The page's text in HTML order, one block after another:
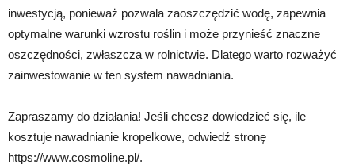
inwestycją, ponieważ pozwala zaoszczędzić wodę, zapewnia
optymalne warunki wzrostu roślin i może przynieść znaczne
oszczędności, zwłaszcza w rolnictwie. Dlatego warto rozważyć
zainwestowanie w ten system nawadniania.
Zapraszamy do działania! Jeśli chcesz dowiedzieć się, ile
kosztuje nawadnianie kropelkowe, odwiedź stronę
https://www.cosmoline.pl/.